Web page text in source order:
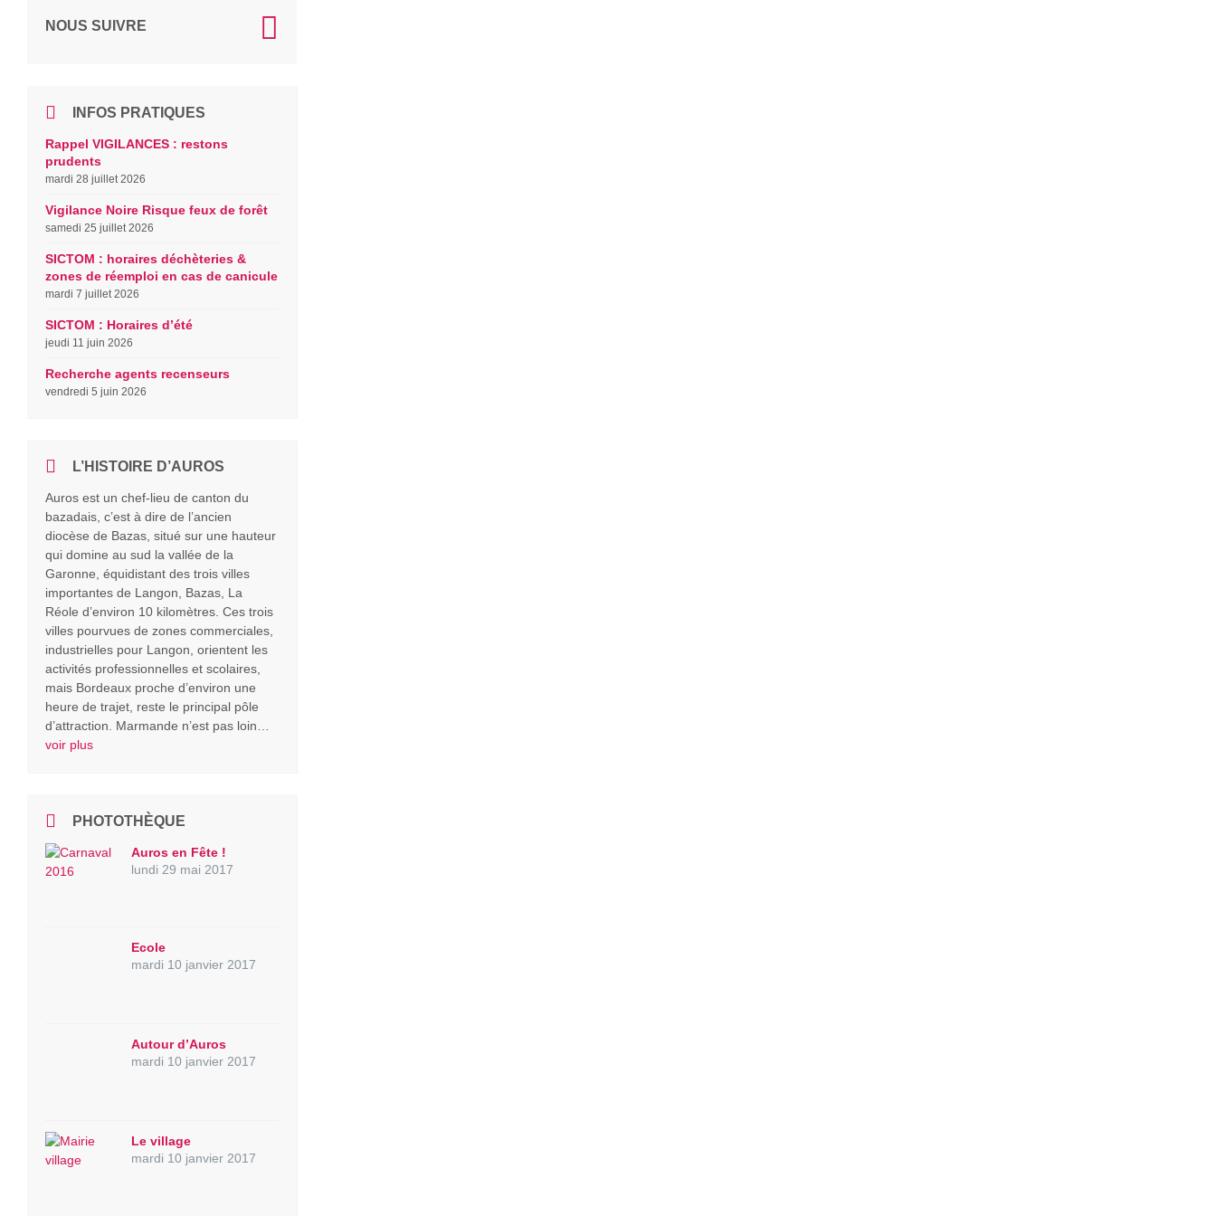
NOUS SUIVRE
INFOS PRATIQUES
Rappel VIGILANCES : restons
prudents
mardi 28 juillet 2026
Vigilance Noire Risque feux de forêt
samedi 25 juillet 2026
SICTOM : horaires déchèteries &
zones de réemploi en cas de canicule
mardi 7 juillet 2026
SICTOM : Horaires d’été
jeudi 11 juin 2026
Recherche agents recenseurs
vendredi 5 juin 2026
L’HISTOIRE D’AUROS
Auros est un chef-lieu de canton du
bazadais, c’est à dire de l’ancien
diocèse de Bazas, situé sur une hauteur
qui domine au sud la vallée de la
Garonne, équidistant des trois villes
importantes de Langon, Bazas, La
Réole d’environ 10 kilomètres. Ces trois
villes pourvues de zones commerciales,
industrielles pour Langon, orientent les
activités professionnelles et scolaires,
mais Bordeaux proche d’environ une
heure de trajet, reste le principal pôle
d’attraction. Marmande n’est pas loin…
voir plus
PHOTOTHÈQUE
Auros en Fête !
lundi 29 mai 2017
Ecole
mardi 10 janvier 2017
Autour d’Auros
mardi 10 janvier 2017
Le village
mardi 10 janvier 2017